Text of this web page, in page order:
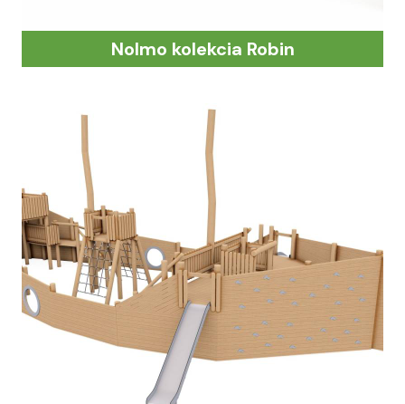
Nolmo kolekcia Robin